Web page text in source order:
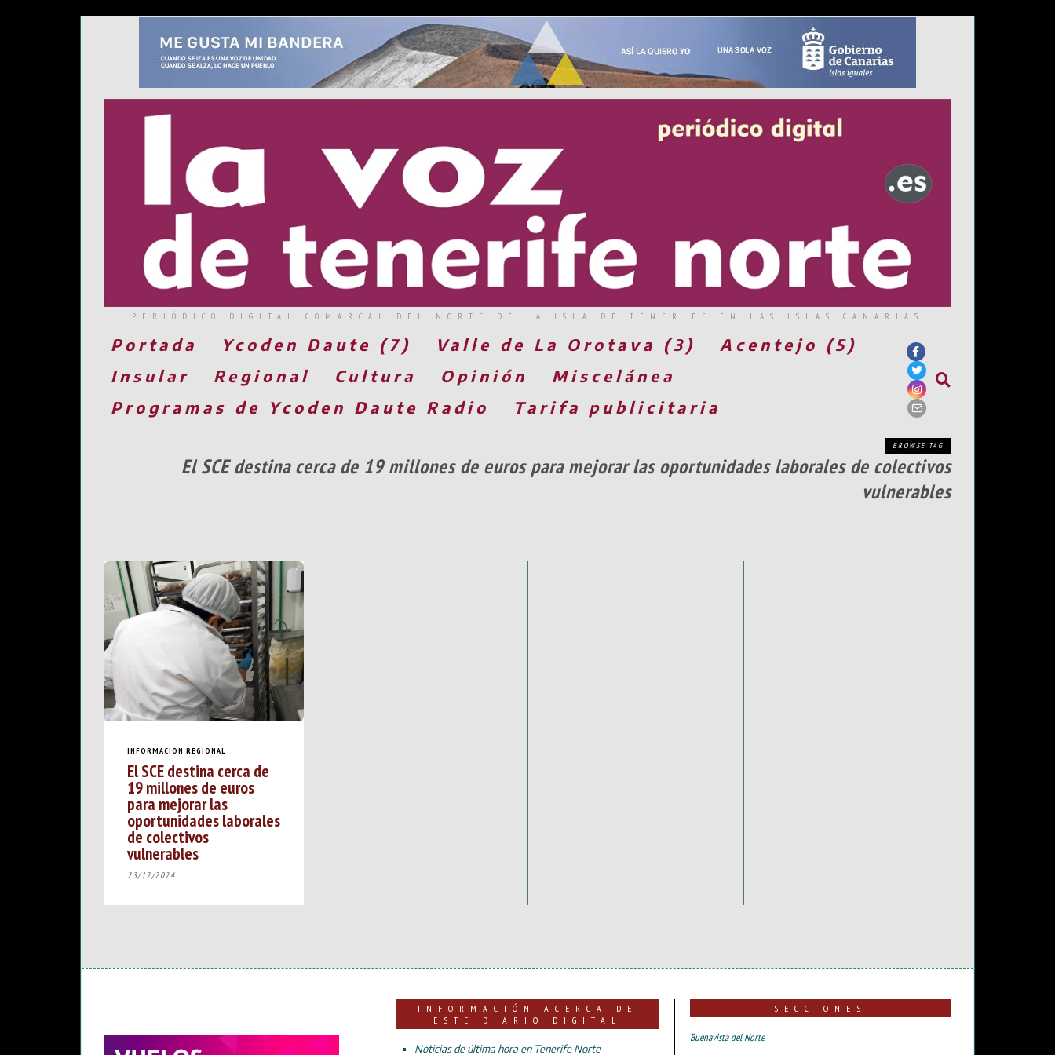
PERIÓDICO DIGITAL COMARCAL DEL NORTE DE LA ISLA DE TENERIFE EN LAS ISLAS CANARIAS
Portada Ycoden Daute (7) Valle de La Orotava (3)
Acentejo (5)
Insular
Regional Cultura Opinión
Miscelánea
Programas de Ycoden Daute Radio
Tarifa publicitaria
BROWSE TAG
El SCE destina cerca de 19 millones de euros para mejorar las oportunidades laborales de colectivos
vulnerables
INFORMACIÓN REGIONAL
El SCE destina cerca de
19 millones de euros
para mejorar las
oportunidades laborales
de colectivos
vulnerables
23/12/2024
INFORMACIÓN ACERCA DE
ESTE DIARIO DIGITAL
Noticias de última hora en Tenerife Norte
SECCIONES
Buenavista del Norte